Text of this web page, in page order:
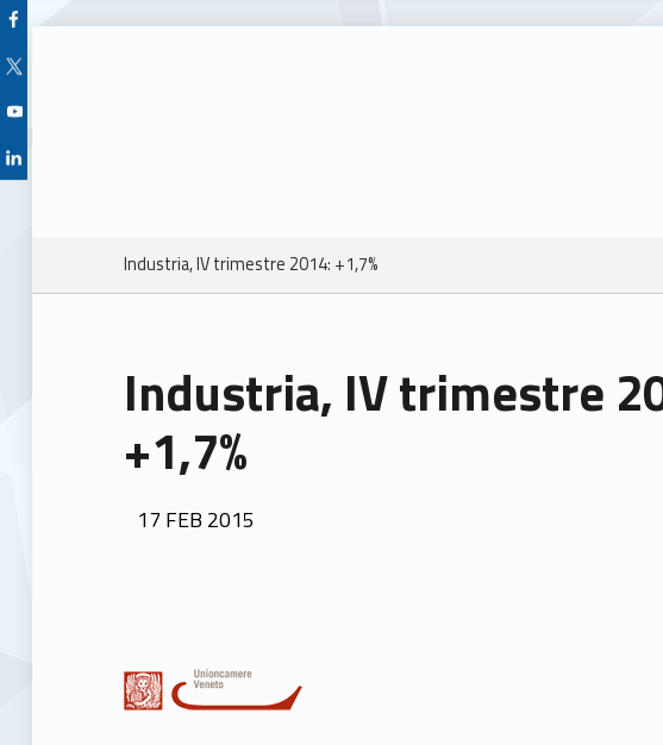
Facebook Unioncamere Veneto
Twitter Unioncamere Veneto
Youtube Unioncamere Veneto
Linkedin Unioncamere Veneto
Breadcrumbs navigation
Industria, IV trimestre 2014: +1,7%
Industria, IV trimestre
+1,7%
POSTED ON:
17 FEB 2015